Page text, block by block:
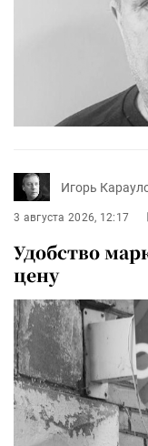
Игорь
3 августа 2026, 12:17
Удобство
цену